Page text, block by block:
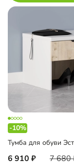
-10%
Тумба для обуви
6 910 7 680